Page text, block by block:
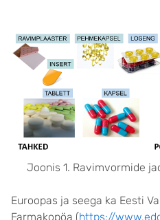
Joonis 1. Ravimvormide
Euroopas ja seega ka Eesti
Farmakopöa (https://